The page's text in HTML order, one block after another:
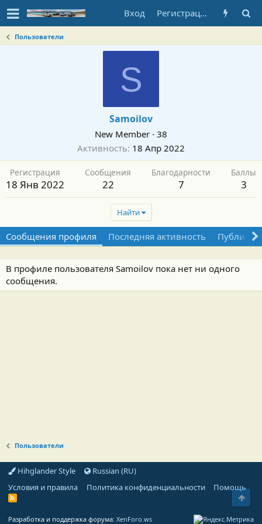
Вход Регистрация
Пользователи
S
Samoilov
New Member · 38
Активность 18 Апр 2022
Регистрация
18 Янв 2022
Сообщения
22
Благодарности
7
Баллы
3
Найти
Сообщения профиля Последняя активность
В профиле пользователя Samoilov пока нет ни одного
сообщения.
Пользователи
Hihglander Style
Russian (RU)
Условия и правила
Политика конфиденциальности Помощь
R
Разработка и поддержка форума: XenForo.ws